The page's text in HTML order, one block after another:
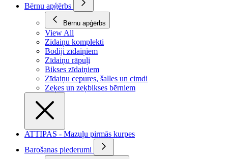
Bērnu apģērbs
Bērnu apģērbs
View All
Zīdaiņu komplekti
Bodiji zīdaiņiem
Zīdaiņu rāpuļi
Bikses zīdaiņiem
Zīdaiņu cepures, šalles un cimdi
Zeķes un zeķbikses bērniem
ATTIPAS - Mazuļu pirmās kurpes
Barošanas piederumi